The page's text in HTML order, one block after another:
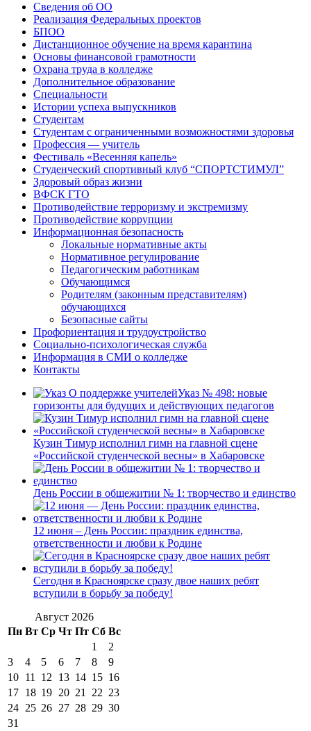
Сведения об ОО
Реализация Федеральных проектов
БПОО
Дистанционное обучение на время карантина
Основы финансовой грамотности
Охрана труда в колледже
Дополнительное образование
Специальности
Истории успеха выпускников
Студентам
Студентам с ограниченными возможностями здоровья
Профессия — учитель
Фестиваль «Весенняя капель»
Студенческий спортивный клуб “СПОРТСТИМУЛ”
Здоровый образ жизни
ВФСК ГТО
Противодействие терроризму и экстремизму
Противодействие коррупции
Информационная безопасность
Локальные нормативные акты
Нормативное регулирование
Педагогическим работникам
Обучающимся
Родителям (законным представителям)
обучающихся
Безопасные сайты
Профориентация и трудоустройство
Социально-психологическая служба
Информация в СМИ о колледже
Контакты
Указ № 498: новые
горизонты для будущих и действующих педагогов
Кузин Тимур исполнил гимн на главной сцене
«Российской студенческой весны» в Хабаровске
День России в общежитии № 1: творчество и единство
12 июня – День России: праздник единства,
ответственности и любви к Родине
Сегодня в Красноярске сразу двое наших ребят
вступили в борьбу за победу!
Август 2026
Пн Вт Ср Чт Пт Сб Вс
1
2
3
4 5 6 7 8
9
10 11 12 13 14 15 16
17 18 19 20 21 22 23
24 25 26 27 28 29 30
31